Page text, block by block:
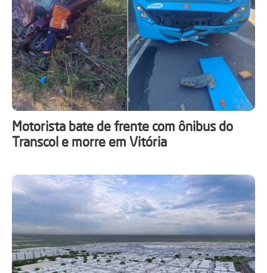
Motorista bate de frente com ônibus do
Transcol e morre em Vitória